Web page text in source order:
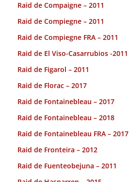
Raid de Compaigne – 2011
Raid de Compiegne – 2011
Raid de Compiegne FRA – 2011
Raid de El Viso-Casarrubios -2011
Raid de Figarol – 2011
Raid de Florac – 2017
Raid de Fontainebleau – 2017
Raid de Fontainebleau – 2018
Raid de Fontainebleau FRA – 2017
Raid de Fronteira – 2012
Raid de Fuenteobejuna – 2011